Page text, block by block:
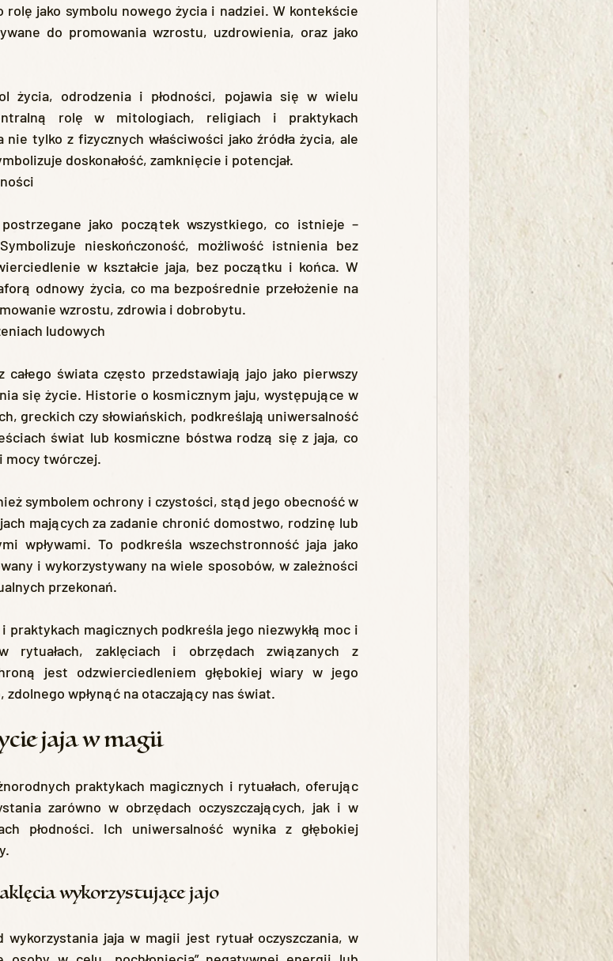
jako symbolu nowego życia i nadziei. W kontekście
do promowania wzrostu, uzdrowienia, oraz jako
rolę w mitologiach, religiach i praktykach
tylko z fizycznych właściwości jako źródła życia, ale
doskonałość, zamknięcie i potencjał.
nieskończoność, możliwość istnienia bez
w kształcie jaja, bez początku i końca. W
odnowy życia, co ma bezpośrednie przełożenie na
wzrostu, zdrowia i dobrobytu.
ludowych
się życie. Historie o kosmicznym jaju, występujące w
greckich czy słowiańskich, podkreślają uniwersalność
świat lub kosmiczne bóstwa rodzą się z jaja, co
mocy twórczej.
mających za zadanie chronić domostwo, rodzinę lub
wpływami. To podkreśla wszechstronność jaja jako
i wykorzystywany na wiele sposobów, w zależności
przekonań.
rytuałach, zaklęciach i obrzędach związanych z
jest odzwierciedleniem głębokiej wiary w jego
zdolnego wpłynąć na otaczający nas świat.
jaja w magii
praktykach magicznych i rytuałach, oferując
zarówno w obrzędach oczyszczających, jak i w
płodności. Ich uniwersalność wynika z głębokiej
wykorzystujące jajo
jaja w magii jest rytuał oczyszczania, w